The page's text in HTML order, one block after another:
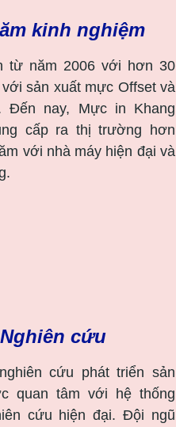
kinh nghiệm
từ năm 2006 với hơn 30
sản xuất mực Offset và
Đến nay, Mực in Khang
cấp ra thị trường hơn
với nhà máy hiện đại và
Nghiên cứu
cứu phát triển sản
quan tâm với hệ thống
cứu hiện đại. Đội ngũ